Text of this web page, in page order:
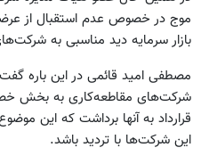
موج در خصوص عدم استقبال از
بازار سرمایه دید مناسبی به
مصطفی امید قائمی در این باره
شرکت‌های مقاطعه‌کاری به بخش
قرارداد به آنها برداشت که این
این شرکت‌ها با تردید باشد.